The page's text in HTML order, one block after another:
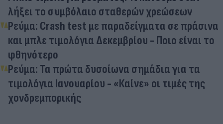
λήξει το συμβόλαιο σταθερών χρεώσεων
Ρεύμα: Crash test με παραδείγματα σε πράσινα
και μπλε τιμολόγια Δεκεμβρίου - Ποιο είναι το
φθηνότερο
Ρεύμα: Τα πρώτα δυσοίωνα σημάδια για τα
τιμολόγια Ιανουαρίου - «Καίνε» οι τιμές της
χονδρεμπορικής